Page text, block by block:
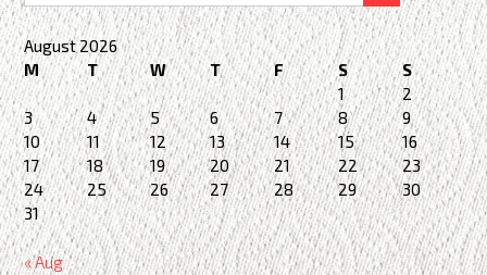
August 2026
M
T W T F S
S
1
2
3
4 5 6 7 8
9
10
11 12 13 14 15
16
17
18 19 20 21 22
23
24
25 26 27 28 29
30
31
« Aug